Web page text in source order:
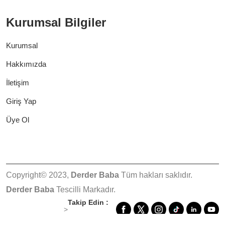
Kurumsal Bilgiler
Kurumsal
Hakkımızda
İletişim
Giriş Yap
Üye Ol
Copyright© 2023, Derder Baba Tüm hakları saklıdır.
Derder Baba Tescilli Markadır.
>
Takip Edin :